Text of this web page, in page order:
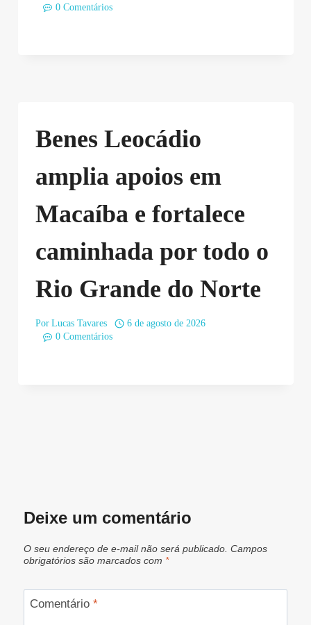
0 Comentários
Benes Leocádio
amplia apoios em
Macaíba e fortalece
caminhada por todo o
Rio Grande do Norte
Por Lucas Tavares
6 de agosto de 2026
0 Comentários
Deixe um comentário
O seu endereço de e-mail não será publicado. Campos
obrigatórios são marcados com *
Comentário *